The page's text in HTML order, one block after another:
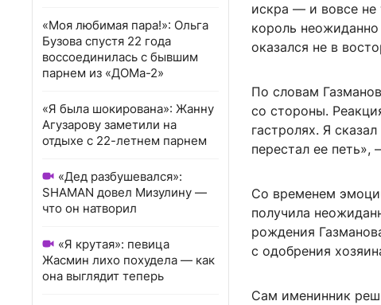
«Моя любимая пара!»: Ольга
Бузова спустя 22 года
воссоединилась с бывшим
парнем из «ДОМа-2»
«Я была шокирована»: Жанну
Агузарову заметили на
отдыхе с 22-летнем парнем
«Дед разбушевался»:
SHAMAN довел Мизулину —
что он натворил
«Я крутая»: певица
Жасмин лихо похудела — как
она выглядит теперь
искра — и вовсе не
король
оказался не в
По словам
со стороны.
гастролях. Я
перестал ее петь»,
Со временем
получила
рождения
с одобрения
Сам именинник